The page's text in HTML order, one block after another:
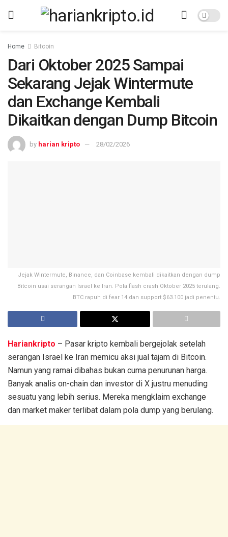
Home Bitcoin
Dari Oktober 2025 Sampai
Sekarang Jejak Wintermute
dan Exchange Kembali
Dikaitkan dengan Dump Bitcoin
by harian kripto 28/02/2026
Jejak Wintermute, Binance, dan Coinbase kembali dikaitkan dengan dump
Bitcoin usai serangan Israel ke Iran. Pola flash crash Oktober 2025 terulang.
BTC rapuh di fear 14 dan support $63.100 jadi penentu.
Hariankripto – Pasar kripto kembali bergejolak setelah
serangan Israel ke Iran memicu aksi jual tajam di Bitcoin.
Namun yang ramai dibahas bukan cuma penurunan harga.
Banyak analis on-chain dan investor di X justru menuding
sesuatu yang lebih serius. Mereka mengklaim exchange
dan market maker terlibat dalam pola dump yang berulang.